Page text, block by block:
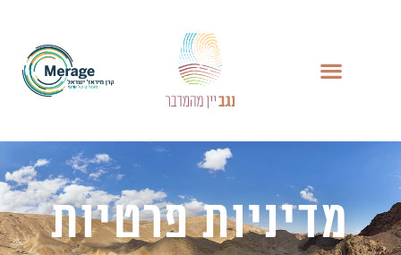
מדיניות פרטיות